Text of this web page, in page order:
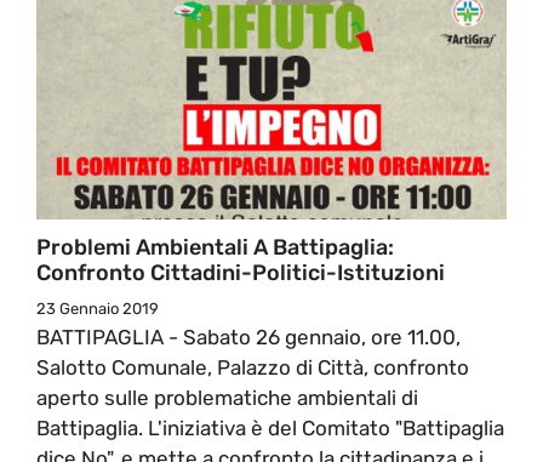
Problemi Ambientali A Battipaglia:
Confronto Cittadini-Politici-Istituzioni
23 Gennaio 2019
BATTIPAGLIA - Sabato 26 gennaio, ore 11.00,
Salotto Comunale, Palazzo di Città, confronto
aperto sulle problematiche ambientali di
Battipaglia. L'iniziativa è del Comitato "Battipaglia